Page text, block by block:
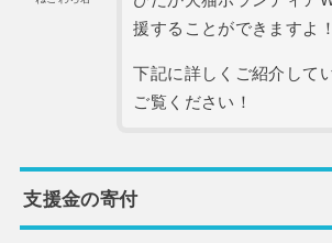
援することができますよ！
下記に詳しくご紹介して
ご覧ください！
支援金の寄付